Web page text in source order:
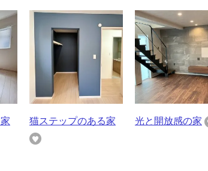
猫ステップのある家 光と開放感の家